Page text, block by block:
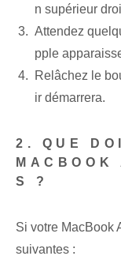
n supérieur
Attendez
pple
Relâchez le
ir démarrera.
2. QUE
S ?
Si votre MacBook
suivantes :